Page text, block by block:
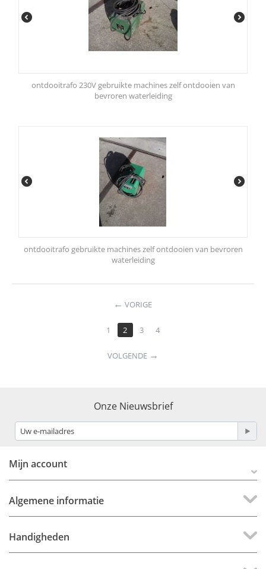
ontdooitrafo 230V gebruikte machines zelf ontdooien van
bevroren waterleiding
ontdooitrafo gebruikte machines zelf ontdooien van bevroren
waterleiding
VORIGE
1 2 3 4
VOLGENDE
Onze Nieuwsbrief
Mijn account
Algemene informatie
Handigheden